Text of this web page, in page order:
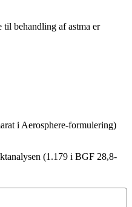
behandling af astma er
i Aerosphere-formulering)
(1.179 i BGF 28,8-